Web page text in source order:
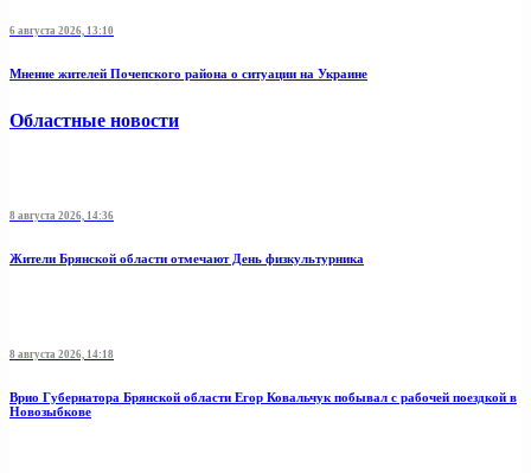
6 августа 2026, 13:10
Мнение жителей Почепского района о ситуации на Украине
Областные новости
8 августа 2026, 14:36
Жители Брянской области отмечают День физкультурника
8 августа 2026, 14:18
Врио Губернатора Брянской области Егор Ковальчук побывал с рабочей поездкой в
Новозыбкове